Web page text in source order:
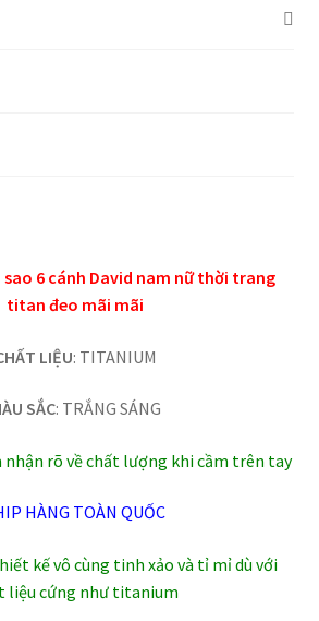
sao 6 cánh David nam nữ thời trang
titan đeo mãi mãi
LIỆU: TITANIUM
SẮC: TRẮNG SÁNG
nhận rõ về chất lượng khi cầm trên tay
HÀNG TOÀN QUỐC
kế vô cùng tinh xảo và tỉ mỉ dù với
liệu cứng như titanium